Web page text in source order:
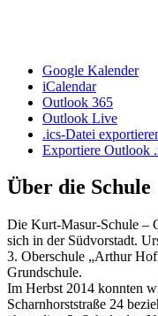
Google Kalender
iCalendar
Outlook 365
Outlook Live
.ics-Datei
Exportiere Outlook
Über die Schule
Die Kurt-Masur-Schule –
sich in der Südvorstadt.
3. Oberschule „Arthur
Grundschule.
Im Herbst 2014 konnten
Scharnhorststraße 24